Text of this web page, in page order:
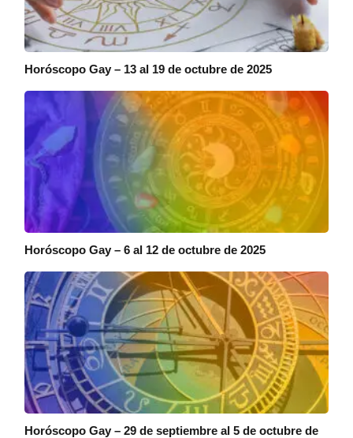
Horóscopo Gay – 13 al 19 de octubre de 2025
Horóscopo Gay – 6 al 12 de octubre de 2025
Horóscopo Gay – 29 de septiembre al 5 de octubre de